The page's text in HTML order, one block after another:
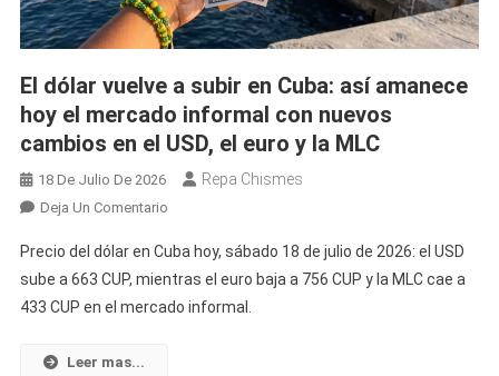
Continuará
Su
Desde
El
Exilio
El dólar vuelve a subir en Cuba: así amanece
hoy el mercado informal con nuevos
cambios en el USD, el euro y la MLC
18 De Julio De 2026 Repa Chismes
Deja Un ComentarioEn
Dólar
Vuelve
A
Precio del dólar en Cuba hoy, sábado 18 de julio de 2026: el USD
sube a 663 CUP, mientras el euro baja a 756 CUP y la MLC cae a
433 CUP en el mercado informal.
Leer mas...